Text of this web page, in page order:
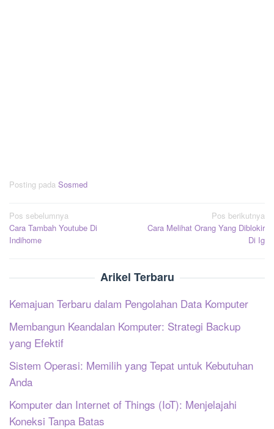
Posting pada Sosmed
Navigasi
pos
Pos sebelumnya
Cara Tambah Youtube Di
Indihome
Pos berikutnya
Cara Melihat Orang Yang Diblokir
Di Ig
Arikel Terbaru
Kemajuan Terbaru dalam Pengolahan Data Komputer
Membangun Keandalan Komputer: Strategi Backup
yang Efektif
Sistem Operasi: Memilih yang Tepat untuk Kebutuhan
Anda
Komputer dan Internet of Things (IoT): Menjelajahi
Koneksi Tanpa Batas